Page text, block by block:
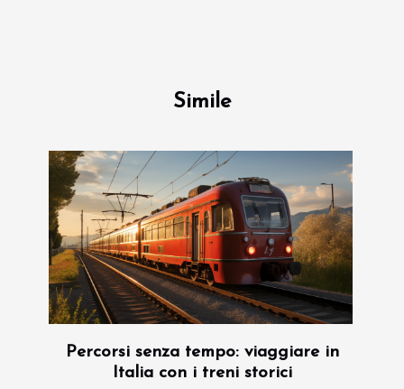
Simile
Percorsi senza tempo: viaggiare in
Italia con i treni storici